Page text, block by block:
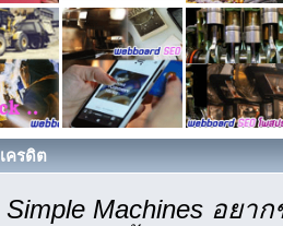
เครดิต
Simple Machines อย